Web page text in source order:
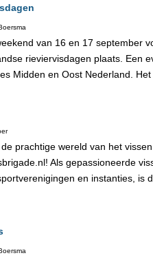
van 16 en 17 september
rieviervisdagen plaats. Een
Midden en Oost Nederland.
prachtige wereld van het
Als gepassioneerde
en instanties, is